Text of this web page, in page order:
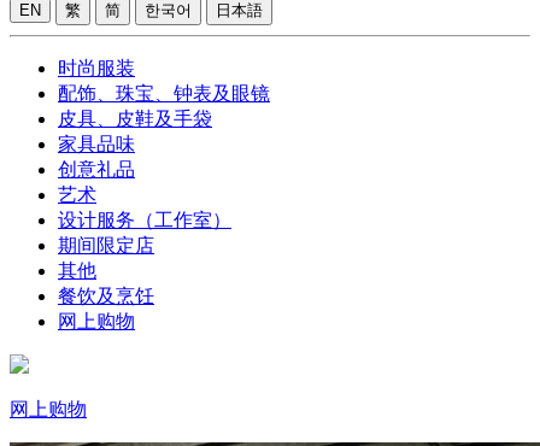
EN 繁 简 한국어 日本語
时尚服装
配饰、珠宝、钟表及眼镜
皮具、皮鞋及手袋
家具品味
创意礼品
艺术
设计服务（工作室）
期间限定店
其他
餐饮及烹饪
网上购物
网上购物